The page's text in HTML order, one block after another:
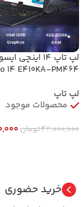
لپ‌ تاپ 14
14 E410KA-PM464
INTEL
لپ تاپ
محصولات موجود
42,000,000تومان
خرید حضوری